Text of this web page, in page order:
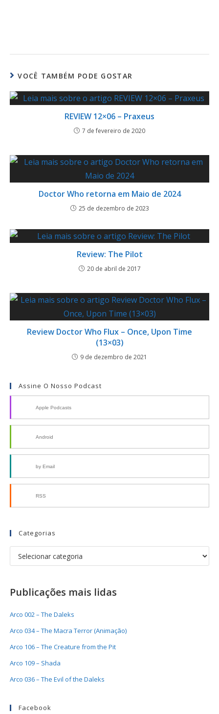
VOCÊ TAMBÉM PODE GOSTAR
REVIEW 12×06 – Praxeus
7 de fevereiro de 2020
Doctor Who retorna em Maio de 2024
25 de dezembro de 2023
Review: The Pilot
20 de abril de 2017
Review Doctor Who Flux – Once, Upon Time
(13×03)
9 de dezembro de 2021
Assine O Nosso Podcast
Apple Podcasts
Android
by Email
RSS
Categorias
Publicações mais lidas
Arco 002 – The Daleks
Arco 034 – The Macra Terror (Animação)
Arco 106 – The Creature from the Pit
Arco 109 – Shada
Arco 036 – The Evil of the Daleks
Facebook